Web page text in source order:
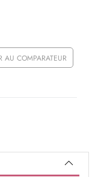
AU COMPARATEUR